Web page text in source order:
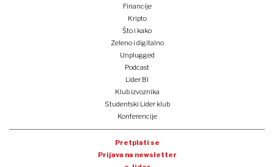
Financije
Kripto
Što i kako
Zeleno i digitalno
Unplugged
Podcast
Lider BI
Klub izvoznika
Studentski Lider klub
Konferencije
Pretplati se
Prijava na newsletter